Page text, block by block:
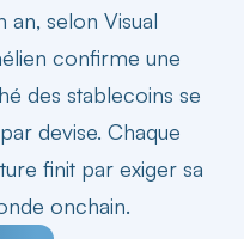
selon Visual
confirme une
des stablecoins se
devise. Chaque
finit par exiger sa
onchain.